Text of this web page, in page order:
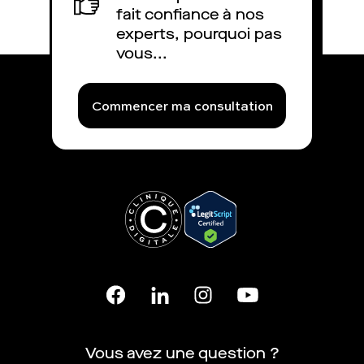
Condylome
Herpès génital
Syphilis
Balanite
Douleur au testicule
Chancre
Trichomonase
Bouton au testicule
Inflammation de l'urètre
Irritation du prépuce
fait confiance à nos
experts, pourquoi pas
vous...
Commencer ma consultation
Vous avez une question ?